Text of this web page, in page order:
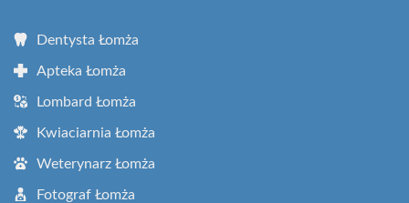
Dentysta Łomża
Apteka Łomża
Lombard Łomża
Kwiaciarnia Łomża
Weterynarz Łomża
Fotograf Łomża